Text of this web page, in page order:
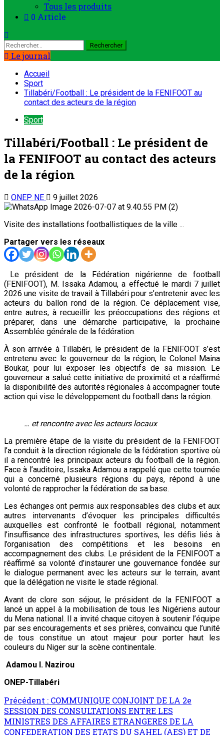
Tous les produits
0 Article
Le journal
Accueil
Sport
Tillabéri/Football : Le président de la FENIFOOT au
contact des acteurs de la région
Sport
Tillabéri/Football : Le président de
la FENIFOOT au contact des acteurs
de la région
ONEP NE 9 juillet 2026
Visite des installations footballistiques de la ville ...
Partager vers les réseaux
Le président de la Fédération nigérienne de football
(FENIFOOT), M. Issaka Adamou, a effectué le mardi 7 juillet
2026 une visite de travail à Tillabéri pour s’entretenir avec les
acteurs du ballon rond de la région. Ce déplacement vise,
entre autres, à recueillir les préoccupations des régions et
préparer, dans une démarche participative, la prochaine
Assemblée générale de la fédération.
À son arrivée à Tillabéri, le président de la FENIFOOT s’est
entretenu avec le gouverneur de la région, le Colonel Maina
Boukar, pour lui exposer les objectifs de sa mission. Le
gouverneur a salué cette initiative de proximité et a réaffirmé
la disponibilité des autorités régionales à accompagner toute
action qui vise le développement du football dans la région.
… et rencontre avec les acteurs locaux
La première étape de la visite du président de la FENIFOOT
l’a conduit à la direction régionale de la fédération sportive où
il a rencontré les principaux acteurs du football de la région.
Face à l’auditoire, Issaka Adamou a rappelé que cette tournée
qui a concerné plusieurs régions du pays, répond à une
volonté de rapprocher la fédération de sa base.
Les échanges ont permis aux responsables des clubs et aux
autres intervenants d’évoquer les principales difficultés
auxquelles est confronté le football régional, notamment
l’insuffisance des infrastructures sportives, les défis liés à
l’organisation des compétitions et les besoins en
accompagnement des clubs. Le président de la FENIFOOT a
réaffirmé sa volonté d’instaurer une gouvernance fondée sur
le dialogue permanent avec les acteurs sur le terrain, avant
que la délégation ne visite le stade régional.
Avant de clore son séjour, le président de la FENIFOOT a
lancé un appel à la mobilisation de tous les Nigériens autour
du Mena national. Il a invité chaque citoyen à soutenir l’équipe
par ses encouragements et ses prières, convaincu que l’unité
de tous constitue un atout majeur pour porter haut les
couleurs du Niger sur la scène continentale.
Adamou I. Nazirou
ONEP-Tillabéri
Précédent : COMMUNIQUE CONJOINT DE LA 2e
SESSION DES CONSULTATIONS ENTRE LES
MINISTRES DES AFFAIRES ETRANGERES DE LA
CONFEDERATION DES ETATS DU SAHEL (AES) ET DE